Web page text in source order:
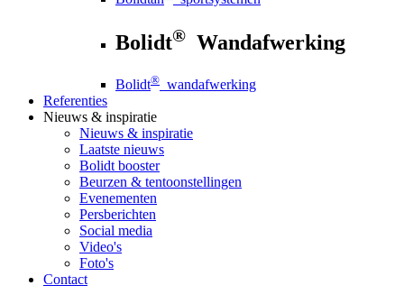
Bolidt® Wandafwerking
Bolidt® wandafwerking
Referenties
Nieuws & inspiratie
Nieuws & inspiratie
Laatste nieuws
Bolidt booster
Beurzen & tentoonstellingen
Evenementen
Persberichten
Social media
Video's
Foto's
Contact